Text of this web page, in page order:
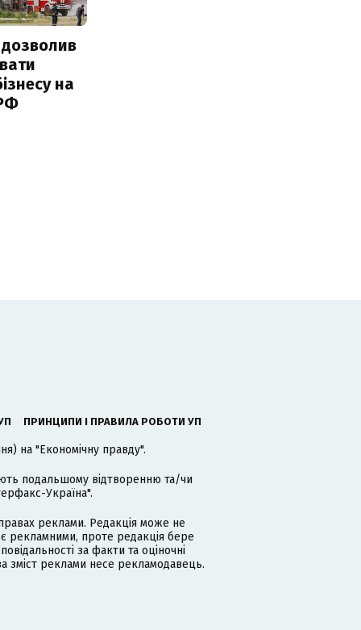
на
ПРИНЦИПИ І ПРАВИЛА РОБОТИ УП
на "Економічну правду".
подальшому відтворенню та/чи
Україна".
реклами. Редакція може не
рекламними, проте редакція бере
за факти та оціночні
зміст реклами несе рекламодавець.